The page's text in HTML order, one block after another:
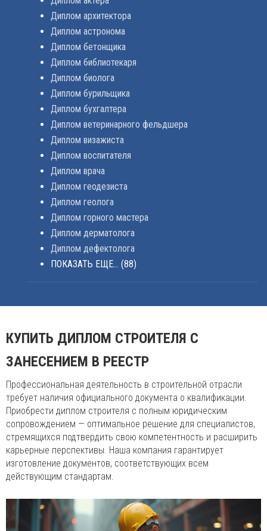
Диплом архитектора
Диплом астронома
Диплом бетонщика
Диплом библиотекаря
Диплом биолога
Диплом бурильщика
Диплом бухгалтера
Диплом ветеринарного фельдшера
Диплом визажиста
Диплом воспитателя
Диплом врача
Диплом геодезиста
Диплом геолога
Диплом горного мастера
Диплом дерматолога
Диплом дефектолога
ПОКАЗАТЬ ЕЩЕ... (88)
КУПИТЬ ДИПЛОМ СТРОИТЕЛЯ С
ЗАНЕСЕНИЕМ В РЕЕСТР
Профессиональная деятельность в строительной отрасли
требует наличия официального документа о квалификации.
Приобрести диплом строителя с полным юридическим
сопровождением — оптимальное решение для специалистов,
стремящихся подтвердить свою компетентность и расширить
карьерные перспективы. Наша компания гарантирует
изготовление документов, соответствующих всем
действующим стандартам.